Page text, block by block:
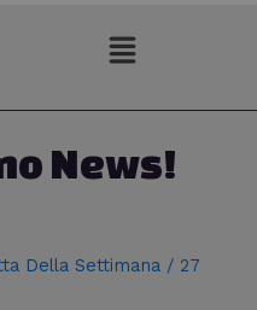
News!
Della Settimana / 27